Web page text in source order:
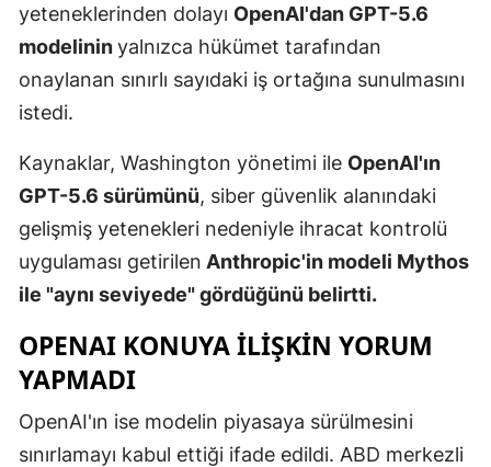
Erzincan
Erzurum
Gaziantep
Giresun
Gümüşhane
Hatay
Mersin
yeteneklerinden dolayı OpenAI'dan GPT-5.6
modelininyalnızca hükümet tarafından
onaylanan sınırlı sayıdaki iş ortağına sunulmasını
istedi.
Kaynaklar, Washington yönetimi ile OpenAI'ın
GPT-5.6 sürümünü, siber güvenlik alanındaki
gelişmiş yetenekleri nedeniyle ihracat kontrolü
uygulaması getirilen Anthropic'in modeli Mythos
ile "aynı seviyede" gördüğünü belirtti.
OPENAI KONUYA ILIŞKIN YORUM
YAPMADI
OpenAI'ın ise modelin piyasaya sürülmesini
sınırlamayı kabul ettiği ifade edildi. ABD merkezli